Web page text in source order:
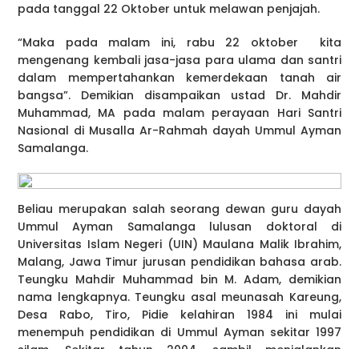
pada tanggal 22 Oktober untuk melawan penjajah.
“Maka pada malam ini, rabu 22 oktober kita
mengenang kembali jasa-jasa para ulama dan santri
dalam mempertahankan kemerdekaan tanah air
bangsa”. Demikian disampaikan ustad Dr. Mahdir
Muhammad, MA pada malam perayaan Hari Santri
Nasional di Musalla Ar-Rahmah dayah Ummul Ayman
Samalanga.
Beliau merupakan salah seorang dewan guru dayah
Ummul Ayman Samalanga lulusan doktoral di
Universitas Islam Negeri (UIN) Maulana Malik Ibrahim,
Malang, Jawa Timur jurusan pendidikan bahasa arab.
Teungku Mahdir Muhammad bin M. Adam, demikian
nama lengkapnya. Teungku asal meunasah Kareung,
Desa Rabo, Tiro, Pidie kelahiran 1984 ini mulai
menempuh pendidikan di Ummul Ayman sekitar 1997